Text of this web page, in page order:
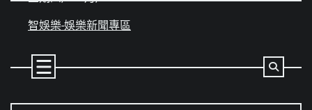
智娛樂-娛樂新聞專區